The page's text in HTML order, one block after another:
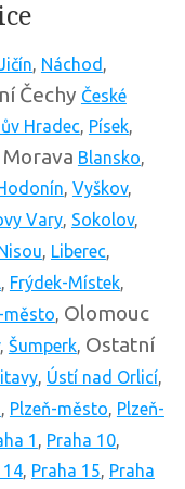
, Náchod ,
Čechy České
Hradec, Písek,
Blansko,
, Vyškov,
Vary, Sokolov,
, Liberec,
, Frýdek-Místek,
město, Olomouc
, Šumperk, Ostatní
, Ústí nad Orlicí,
, Plzeň-město, Plzeň-
1 , Praha 10,
14, Praha 15, Praha